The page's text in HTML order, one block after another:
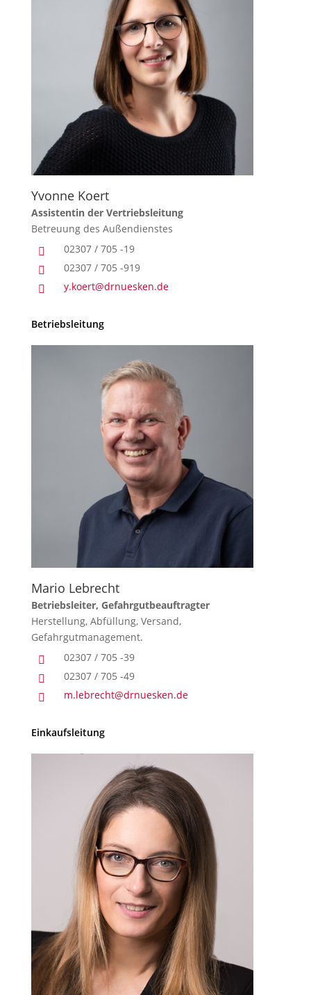
Yvonne Koert
Assistentin der Vertriebsleitung
Betreuung des Außendienstes
 02307 / 705 -19
 02307 / 705 -919
 y.koert@drnuesken.de
Betriebsleitung
Mario Lebrecht
Betriebsleiter, Gefahrgutbeauftragter
Herstellung, Abfüllung, Versand,
Gefahrgutmanagement.
 02307 / 705 -39
 02307 / 705 -49
 m.lebrecht@drnuesken.de
Einkaufsleitung